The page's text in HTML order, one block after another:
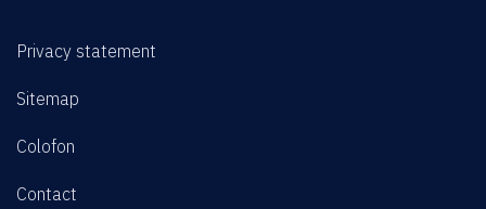
Privacy statement
Sitemap
Colofon
Contact